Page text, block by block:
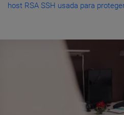
host RSA SSH usada para